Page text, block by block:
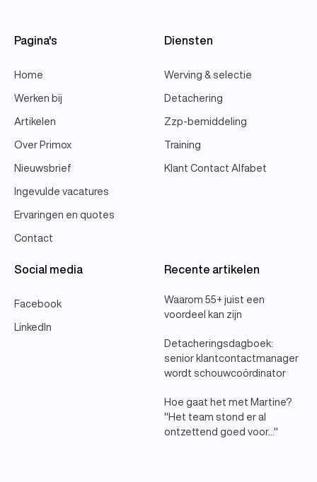
Pagina's
Home
Werken bij
Artikelen
Over Primox
Nieuwsbrief
Ingevulde vacatures
Ervaringen en quotes
Contact
Diensten
Werving & selectie
Detachering
Zzp-bemiddeling
Training
Klant Contact Alfabet
Social media
Facebook
LinkedIn
Recente artikelen
Waarom 55+ juist een
voordeel kan zijn
Detacheringsdagboek:
senior klantcontactmanager
wordt schouwcoördinator
Hoe gaat het met Martine?
"Het team stond er al
ontzettend goed voor..."